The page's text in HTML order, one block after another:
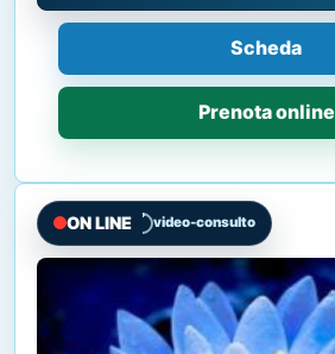
Scheda
Prenota online
ON LINE video-consulto